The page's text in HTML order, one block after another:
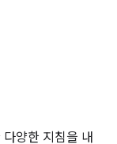
양한 지침을 내